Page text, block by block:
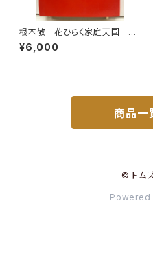
根本敬 花ひらく家庭天国 絵
入りサイン 1983年 初版
青林堂
¥6,000
商品一
© トム
Powered